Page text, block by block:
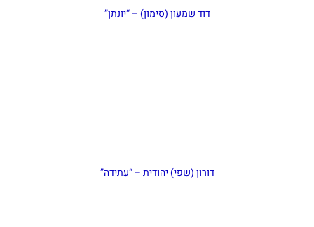
דוד שמעון (סימון) – “יונתן”
דורון (שפי) יהודית – “עתידה”